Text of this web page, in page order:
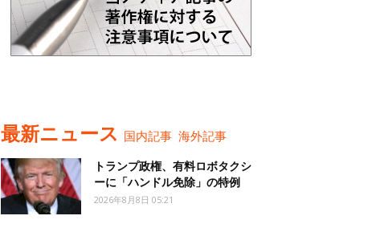
最新ニュース 国内記事 海外記事
トランプ政権、有料ロボタクシ
ーに「ハンドル免除」の特例
2026年8月8日 05:21